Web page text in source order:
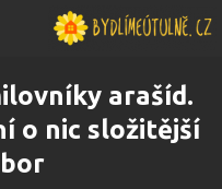
arašíd.
o nic složitější